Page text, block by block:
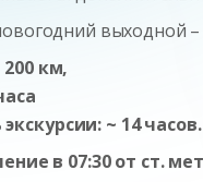
выходной
км,
~ 14 часов.
в 07:30 от ст.